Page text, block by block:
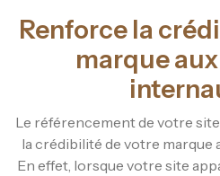
Renforce la
marque
Le référencement de votre
la crédibilité de votre marque
En effet, lorsque votre site